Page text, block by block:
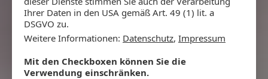
Ihrer Daten in den USA gemäß Art. 49 (1) lit. a
DSGVO zu.
Weitere Informationen: Datenschutz, Impressum
Mit den Checkboxen können Sie die
Verwendung einschränken.